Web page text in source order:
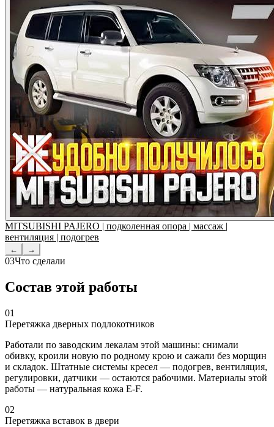
MITSUBISHI PAJERO | подколенная опора | массаж |
вентиляция | подогрев
← →
03Что сделали
Состав этой работы
01
Перетяжка дверных подлокотников
Работали по заводским лекалам этой машины: снимали
обивку, кроили новую по родному крою и сажали без морщин
и складок. Штатные системы кресел — подогрев, вентиляция,
регулировки, датчики — остаются рабочими. Материалы этой
работы — натуральная кожа E-F.
02
Перетяжка вставок в двери